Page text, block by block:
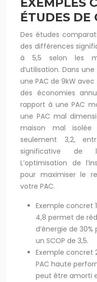
ÉTUDES DE
Des études
des différences
à 5,5 selon les
d’utilisation. Dans
une PAC de 9kW
des économies
rapport à une PAC
une PAC mal
maison mal
seulement 3,2,
significative de
L’optimisation de
pour maximiser le
votre PAC.
Exemple concret
4,8 permet de
d’énergie de
un SCOP de 3,5.
Exemple concret
PAC haute
peut être amorti